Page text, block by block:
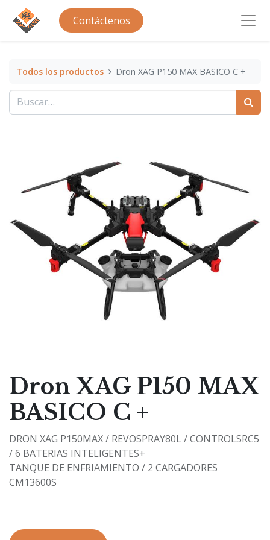
Contáctenos
Todos los productos Dron XAG P150 MAX BASICO C +
Dron XAG P150 MAX
BASICO C +
DRON XAG P150MAX / REVOSPRAY80L / CONTROLSRC5
/ 6 BATERIAS INTELIGENTES+
TANQUE DE ENFRIAMIENTO / 2 CARGADORES
CM13600S